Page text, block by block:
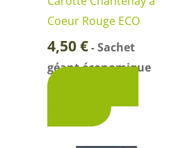
Coeur Rouge ECO
4,50€ - Sachet
géant économique